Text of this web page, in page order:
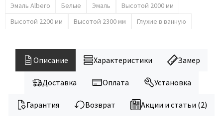
Эмаль Albero
Белые Эмаль
Высотой 2000 мм
Высотой 2200 мм
Высотой 2300 мм Глухие в ванную
Описание Характеристики Замер
Доставка Оплата Установка
Гарантия Возврат Акции и статьи (2)